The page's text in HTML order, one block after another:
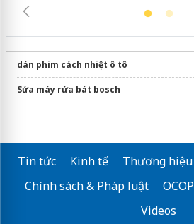
dán phim cách nhiệt ô tô
Sửa máy rửa bát bosch
Tin tức Kinh tế Thương hiệu
Chính sách & Pháp luật
OCOP
Videos